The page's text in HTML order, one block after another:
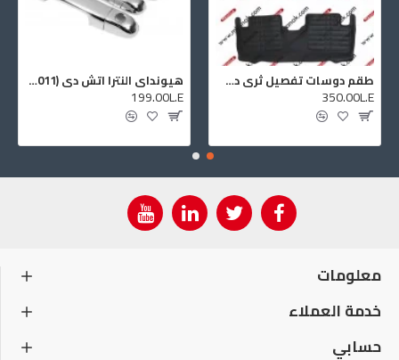
طقم دوسات تفصيل ثري دي تيوتا كرولا ا للموديلات (2008:2003)
350.00L.E
هيونداي النترا اتش دي (2007:2011) نواكل اوكر الابواب
199.00L.E
معلومات
خدمة العملاء
حسابي